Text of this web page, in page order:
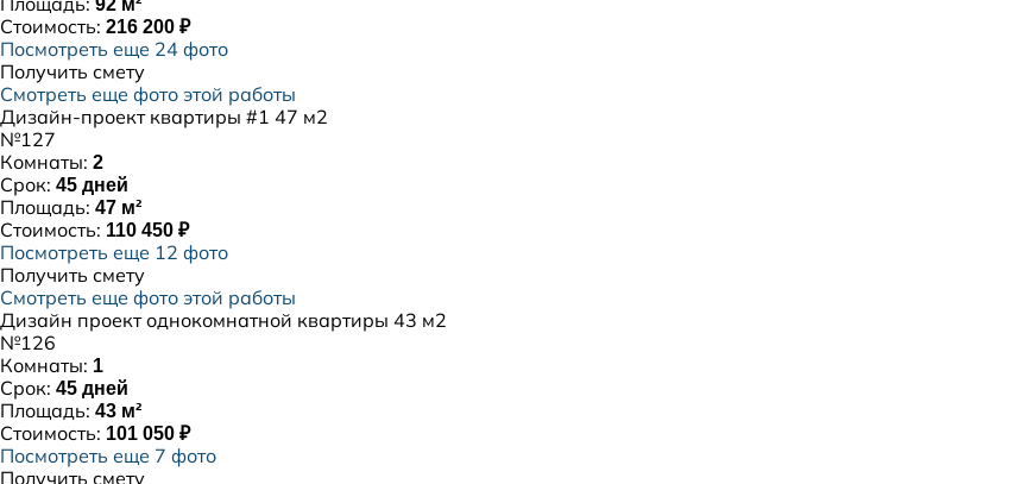
92 м²
Стоимость: 216 200 ₽
Посмотреть еще 24 фото
Получить смету
Смотреть еще фото этой работы
Дизайн-проект квартиры #1 47 м2
№127
Комнаты: 2
Срок: 45 дней
Площадь: 47 м²
Стоимость: 110 450 ₽
Посмотреть еще 12 фото
Получить смету
Смотреть еще фото этой работы
Дизайн проект однокомнатной квартиры 43 м2
№126
Комнаты: 1
Срок: 45 дней
Площадь: 43 м²
Стоимость: 101 050 ₽
Посмотреть еще 7 фото
Получить смету